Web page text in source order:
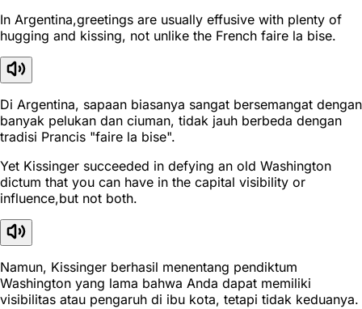
In Argentina,greetings are usually effusive with plenty of
hugging and kissing, not unlike the French faire la bise.
Di Argentina, sapaan biasanya sangat bersemangat dengan
banyak pelukan dan ciuman, tidak jauh berbeda dengan
tradisi Prancis "faire la bise".
Yet Kissinger succeeded in defying an old Washington
dictum that you can have in the capital visibility or
influence,but not both.
Namun, Kissinger berhasil menentang pendiktum
Washington yang lama bahwa Anda dapat memiliki
visibilitas atau pengaruh di ibu kota, tetapi tidak keduanya.